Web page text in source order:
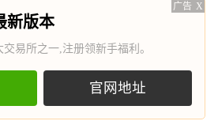
广告 X
新版本
易所之一,注册领新手福利。
官网地址